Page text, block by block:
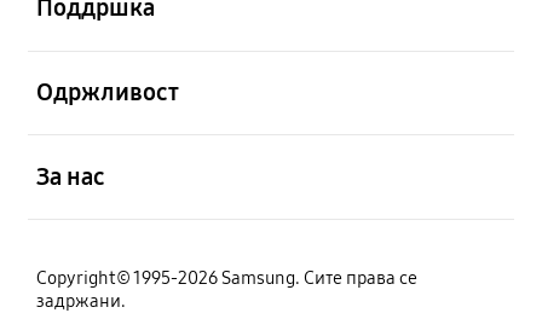
Поддршка
Одржливост
За нас
Copyright© 1995-2026 Samsung. Сите права се
задржани.